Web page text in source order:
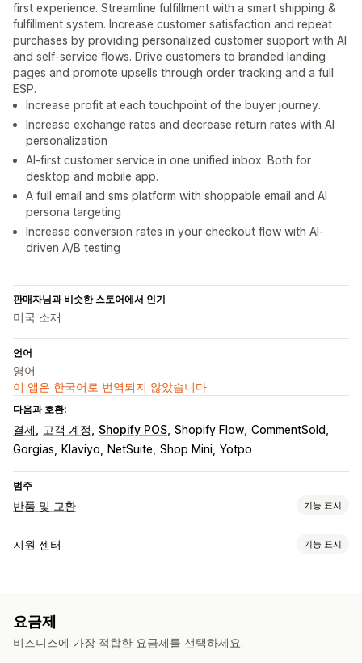
first experience. Streamline fulfillment with a smart shipping &
fulfillment system. Increase customer satisfaction and repeat
purchases by providing personalized customer support with AI
and self-service flows. Drive customers to branded landing
pages and promote upsells through order tracking and a full
ESP.
Increase profit at each touchpoint of the buyer journey.
Increase exchange rates and decrease return rates with AI
personalization
AI-first customer service in one unified inbox. Both for
desktop and mobile app.
A full email and sms platform with shoppable email and AI
persona targeting
Increase conversion rates in your checkout flow with AI-
driven A/B testing
판매자님과 비슷한 스토어에서 인기
미국 소재
언어
영어
이 앱은 한국어로 번역되지 않았습니다
다음과 호환:
결제 고객 계정 Shopify POS Shopify Flow CommentSold
Gorgias
Klaviyo NetSuite Shop Mini Yotpo
범주
반품 및 교환 기능 표시
반품 옵션
반품 관리
자동 승인
반품 포털 사용자 지정 정책 반품 불가 항목
지원 센터 기능 표시
워크플로 자동화
요금제
비즈니스에 가장 적합한 요금제를 선택하세요.